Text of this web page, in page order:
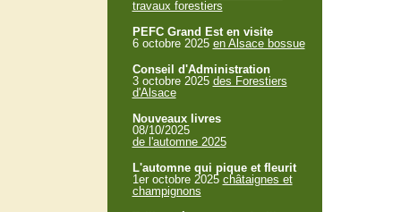
travaux forestiers
PEFC Grand Est en visite
6 octobre 2025 en Alsace bossue
Conseil d'Administration
3 octobre 2025 des Forestiers
d'Alsace
Nouveaux livres
08/10/2025
de l'automne 2025
L'automne qui pique et fleurit
1er octobre 2025 châtaignes et
champignons